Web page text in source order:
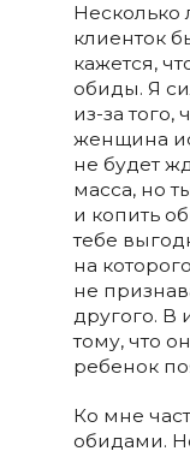
Несколько
клиенток
кажется,
обиды. Я
из-за того,
женщина
не будет
масса, но
и копить
тебе
на
не
другого. В
тому, что
ребенок
Ко мне
обидами.